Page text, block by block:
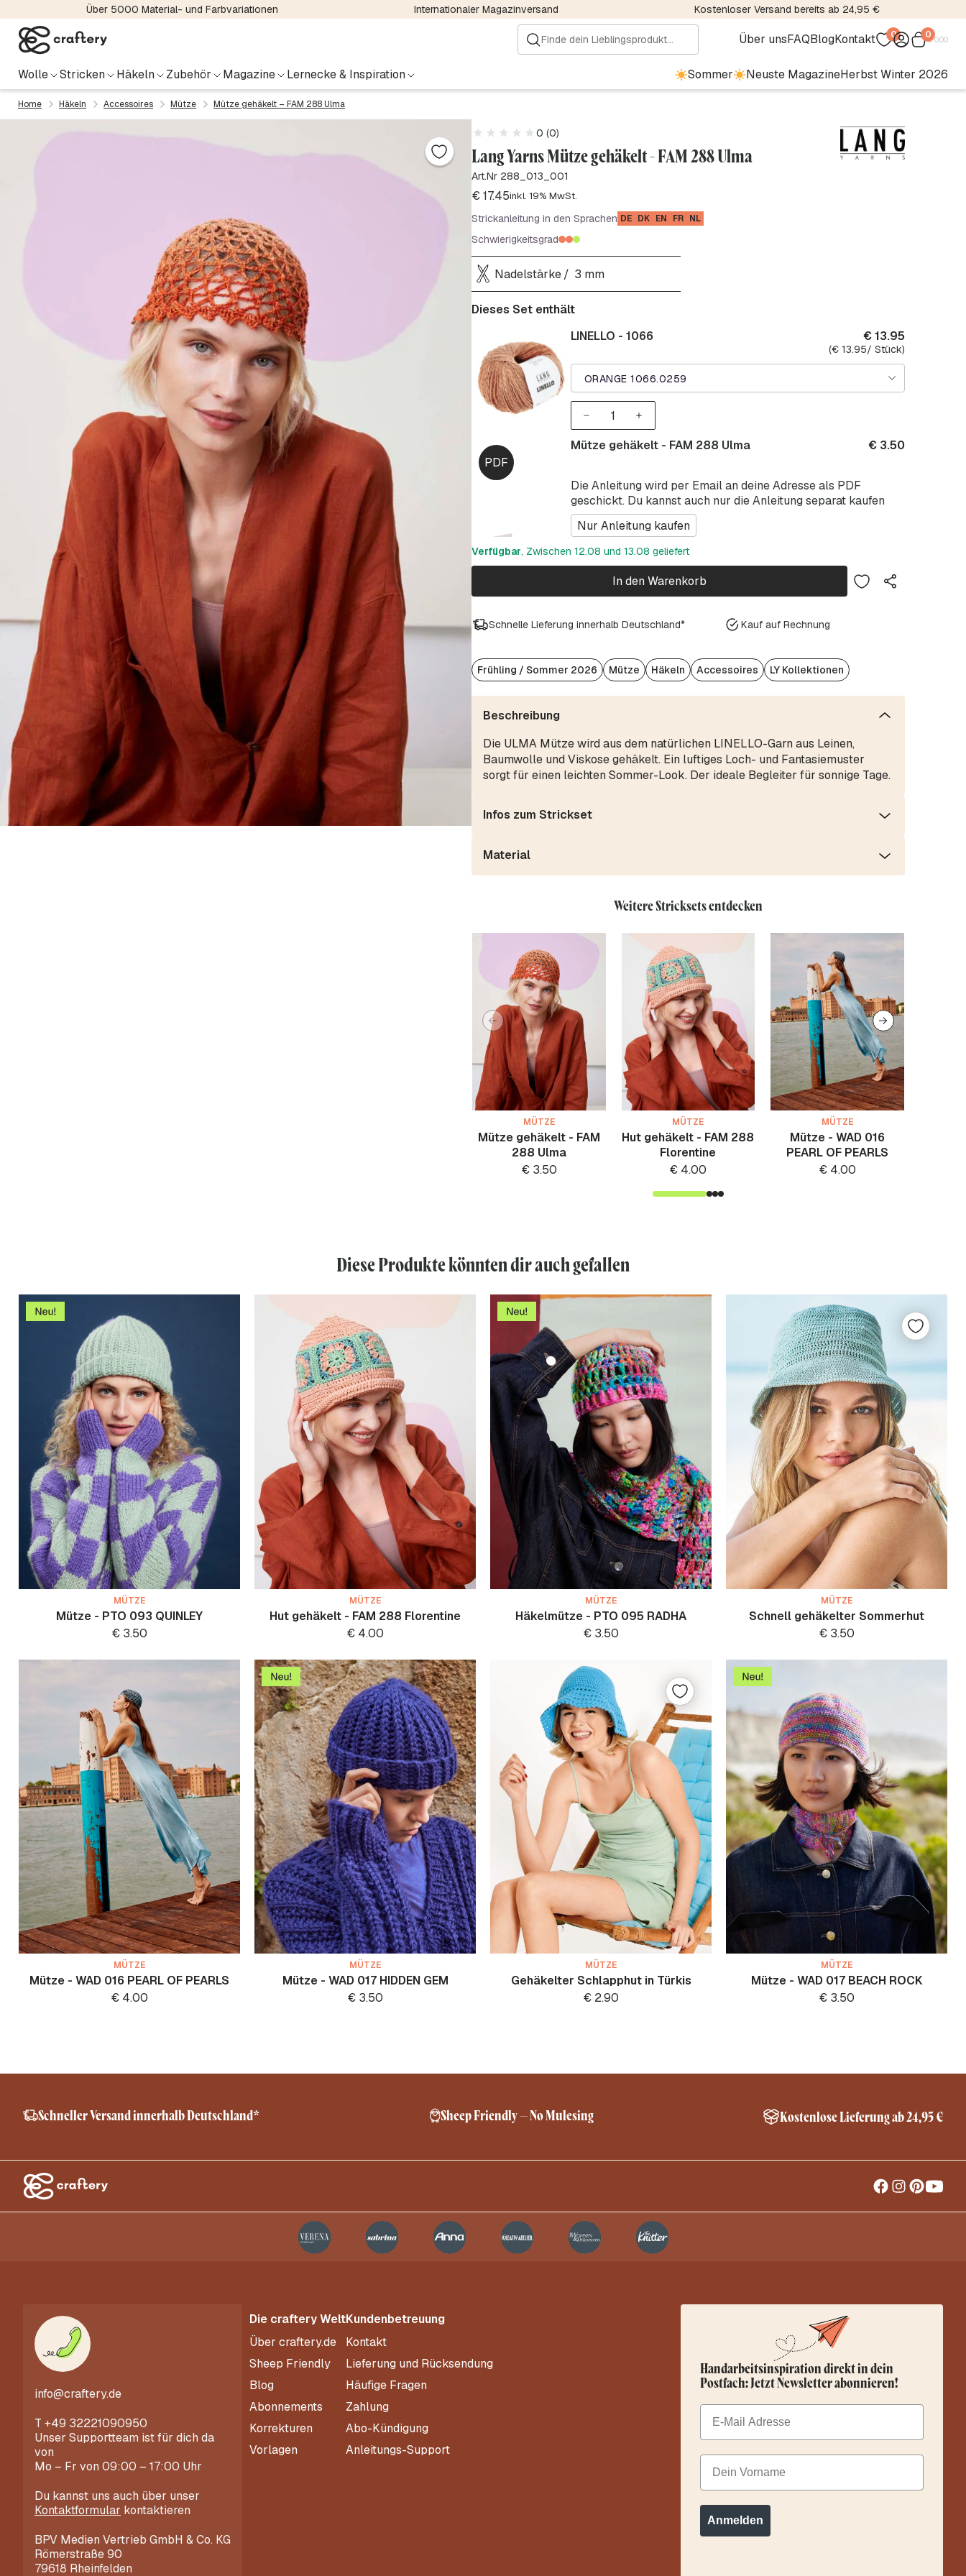
Über 5000 Material- und Farbvariationen Internationaler Magazinversand Kostenloser Versand bereits ab 24,95 €
Über unsFAQBlogKontakt 0 0€0.00
Wolle Stricken Häkeln Zubehör Magazine Lernecke & Inspiration Sommer Neuste MagazineHerbst Winter 2026
Home Häkeln Accessoires Mütze Mütze gehäkelt – FAM 288 Ulma
0 (0)
Lang Yarns Mütze gehäkelt - FAM 288 Ulma
Art.Nr 288_013_001
€17.45inkl. 19% MwSt.
Strickanleitung in den Sprachen DE DK EN FR NL
Schwierigkeitsgrad
Nadelstärke 3 mm
Dieses Set enthält
ORANGE 1066.0259
LINELLO - 1066 €13.95
(€13.95/ Stück)
Die Anleitung wird per Email an deine Adresse als PDF
geschickt. Du kannst auch nur die Anleitung separat kaufen
Nur Anleitung kaufen
Mütze gehäkelt - FAM 288 Ulma €3.50
Verfügbar, Zwischen 12.08 und 13.08 geliefert
In den Warenkorb
Schnelle Lieferung innerhalb Deutschland* Kauf auf Rechnung
Frühling / Sommer 2026 Mütze Häkeln Accessoires LY Kollektionen
Beschreibung
Die ULMA Mütze wird aus dem natürlichen LINELLO-Garn aus Leinen,
Baumwolle und Viskose gehäkelt. Ein luftiges Loch- und Fantasiemuster
sorgt für einen leichten Sommer-Look. Der ideale Begleiter für sonnige Tage.
Infos zum Strickset
Material
Weitere Stricksets entdecken
MÜTZE
Mütze gehäkelt - FAM
288 Ulma
€3.50
MÜTZE
Hut gehäkelt - FAM 288
Florentine
€ 4.00
MÜTZE
Mütze - WAD 016
PEARL OF PEARLS
€ 4.00
Diese Produkte könnten dir auch gefallen
MÜTZE
Mütze - PTO 093 QUINLEY
€ 3.50
MÜTZE
Hut gehäkelt - FAM 288 Florentine
€ 4.00
MÜTZE
Häkelmütze - PTO 095 RADHA
€ 3.50
MÜTZE
Schnell gehäkelter Sommerhut
€ 3.50
MÜTZE
Mütze - WAD 016 PEARL OF PEARLS
€ 4.00
MÜTZE
Mütze - WAD 017 HIDDEN GEM
€ 3.50
MÜTZE
Gehäkelter Schlapphut in Türkis
€ 2.90
MÜTZE
Mütze - WAD 017 BEACH ROCK
€ 3.50
Schneller Versand innerhalb Deutschland* Sheep Friendly – No Mulesing Kostenlose Lieferung ab 24,95 €
info@craftery.de
T +49 32221090950
Unser Supportteam ist für dich da
von
Mo – Fr von 09:00 – 17:00 Uhr
Du kannst uns auch über unser
Kontaktformular kontaktieren
BPV Medien Vertrieb GmbH & Co. KG
Römerstraße 90
79618 Rheinfelden
Die craftery Welt
Über craftery.de
Sheep Friendly
Blog
Abonnements
Korrekturen
Vorlagen
Kundenbetreuung
Kontakt
Lieferung und Rücksendung
Häufige Fragen
Zahlung
Abo-Kündigung
Anleitungs-Support
Handarbeitsinspiration direkt in dein
Postfach: Jetzt Newsletter abonnieren!
Email
Dein Vorname
Anmelden